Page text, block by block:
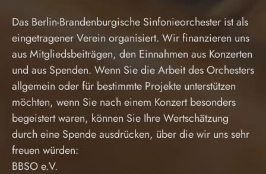
Das Berlin-Brandenburgische Sinfonieorchester ist als
eingetragener Verein organisiert. Wir finanzieren uns
aus Mitgliedsbeiträgen, den Einnahmen aus Konzerten
und aus Spenden. Wenn Sie die Arbeit des Orchesters
allgemein oder für bestimmte Projekte unterstützen
möchten, wenn Sie nach einem Konzert besonders
begeistert waren, können Sie Ihre Wertschätzung
durch eine Spende ausdrücken, über die wir uns sehr
freuen würden:
BBSO e.V.